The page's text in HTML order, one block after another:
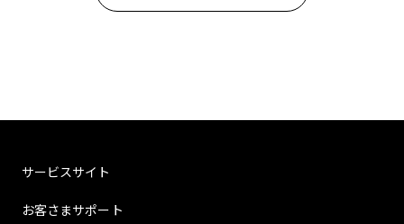
サービスサイト
お客さまサポート